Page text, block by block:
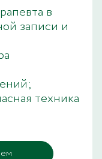
в
записи и
техника